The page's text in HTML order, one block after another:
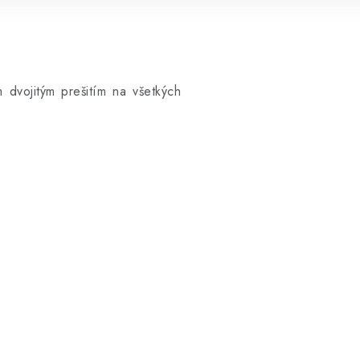
prešitím na všetkých